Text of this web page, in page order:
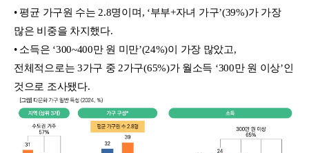
• 평균 가구원 수는 2.8명이며, ‘부부+자녀 가구’(39%)가 가장
많은 비중을 차지했다.
• 소득은 ‘300~400만 원 미만’(24%)이 가장 많았고,
전체적으로는 3가구 중 2가구(65%)가 월소득 ‘300만 원 이상’인
것으로 조사됐다.